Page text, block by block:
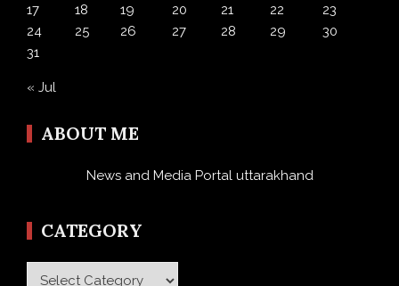
17
18 19 20 21 22
23
24
25 26 27 28 29
30
31
« Jul
ABOUT ME
News and Media Portal uttarakhand
CATEGORY
Category